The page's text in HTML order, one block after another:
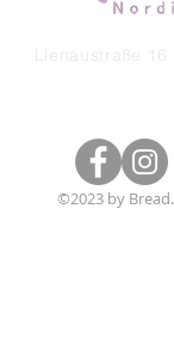
Lienaustraße
©2023 by